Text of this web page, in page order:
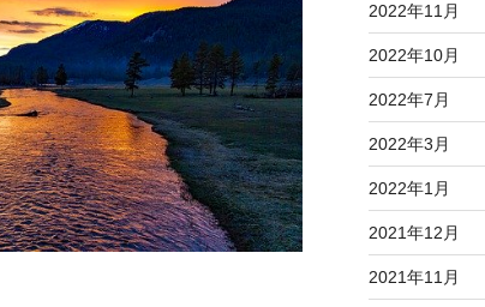
2022年11月
2022年10月
2022年7月
2022年3月
2022年1月
2021年12月
2021年11月